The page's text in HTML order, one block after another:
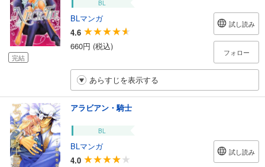
完結
BL
BLマンガ
4.6
660円 (税込)
試し読み
フォロー
あらすじを表示する
アラビアン・騎士
BL
BLマンガ
4.0
試し読み